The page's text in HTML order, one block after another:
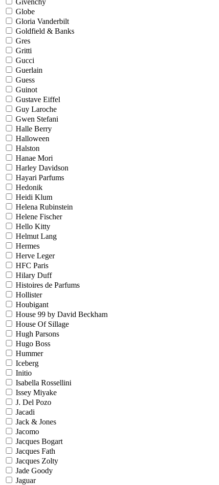
Givenchy
Globe
Gloria Vanderbilt
Goldfield & Banks
Gres
Gritti
Gucci
Guerlain
Guess
Guinot
Gustave Eiffel
Guy Laroche
Gwen Stefani
Halle Berry
Halloween
Halston
Hanae Mori
Harley Davidson
Hayari Parfums
Hedonik
Heidi Klum
Helena Rubinstein
Helene Fischer
Hello Kitty
Helmut Lang
Hermes
Herve Leger
HFC Paris
Hilary Duff
Histoires de Parfums
Hollister
Houbigant
House 99 by David Beckham
House Of Sillage
Hugh Parsons
Hugo Boss
Hummer
Iceberg
Initio
Isabella Rossellini
Issey Miyake
J. Del Pozo
Jacadi
Jack & Jones
Jacomo
Jacques Bogart
Jacques Fath
Jacques Zolty
Jade Goody
Jaguar